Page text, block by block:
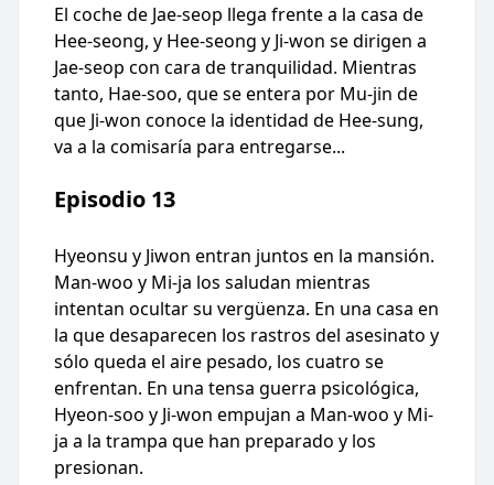
El coche de Jae-seop llega frente a la casa de
Hee-seong, y Hee-seong y Ji-won se dirigen a
Jae-seop con cara de tranquilidad. Mientras
tanto, Hae-soo, que se entera por Mu-jin de
que Ji-won conoce la identidad de Hee-sung,
va a la comisaría para entregarse...
Episodio 13
Hyeonsu y Jiwon entran juntos en la mansión.
Man-woo y Mi-ja los saludan mientras
intentan ocultar su vergüenza. En una casa en
la que desaparecen los rastros del asesinato y
sólo queda el aire pesado, los cuatro se
enfrentan. En una tensa guerra psicológica,
Hyeon-soo y Ji-won empujan a Man-woo y Mi-
ja a la trampa que han preparado y los
presionan.